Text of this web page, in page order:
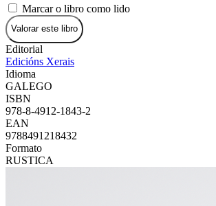
Marcar o libro como lido
Valorar este libro
Editorial
Edicións Xerais
Idioma
GALEGO
ISBN
978-8-4912-1843-2
EAN
9788491218432
Formato
RUSTICA